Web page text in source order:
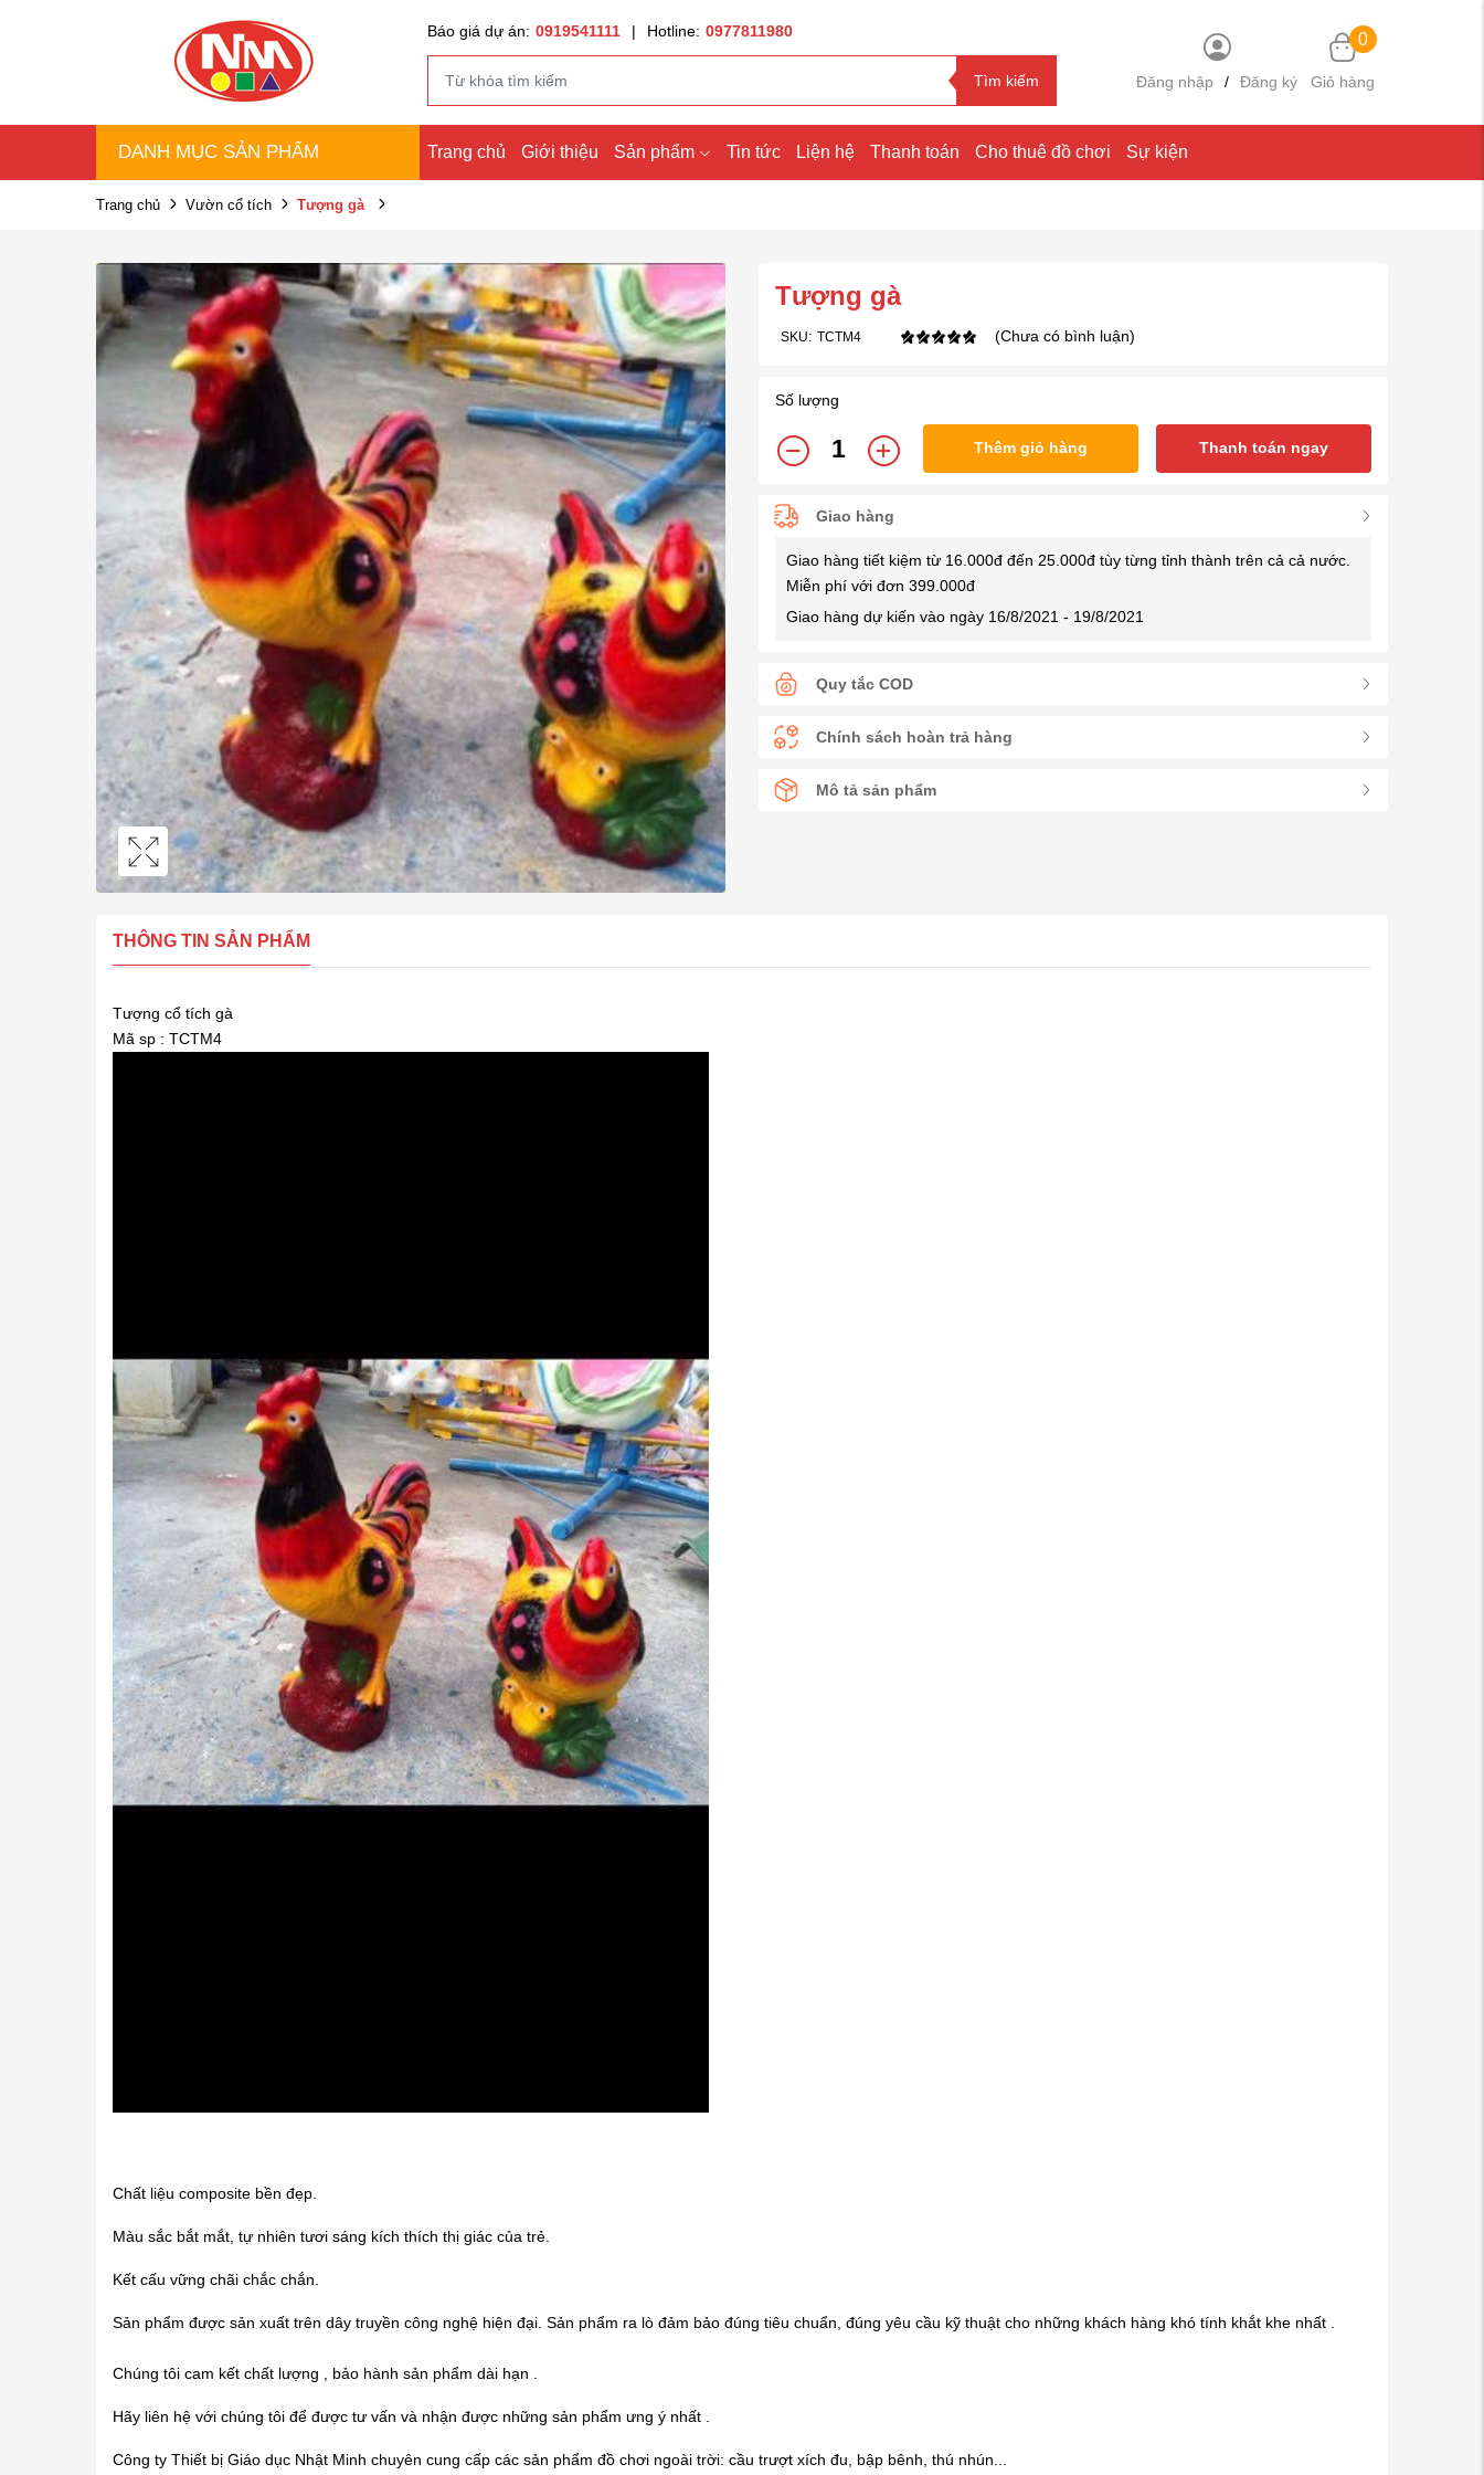
Báo giá dự án: 0919541111 | Hotline: 0977811980
Tìm kiếm Đăng nhập / Đăng ký
0
Giỏ hàng
DANH MỤC SẢN PHẨM Trang chủ Giới thiệu Sản phẩm Tin tức Liện hệ Thanh toán Cho thuê đồ chơi Sự kiện
Trang chủ Vườn cổ tích Tượng gà
Tượng gà
SKU: TCTM4 (Chưa có bình luận)
Số lượng
Thêm giỏ hàng Thanh toán ngay
Giao hàng
Giao hàng tiết kiệm từ 16.000đ đến 25.000đ tùy từng tỉnh thành trên cả cả nước.
Miễn phí với đơn 399.000đ
Giao hàng dự kiến vào ngày 16/8/2021 - 19/8/2021
Quy tắc COD
Chính sách hoàn trả hàng
Mô tả sản phẩm
THÔNG TIN SẢN PHẨM
Tượng cổ tích gà
Mã sp : TCTM4
Chất liệu composite bền đẹp.
Màu sắc bắt mắt, tự nhiên tươi sáng kích thích thị giác của trẻ.
Kết cấu vững chãi chắc chắn.
Sản phẩm được sản xuất trên dây truyền công nghệ hiện đại. Sản phẩm ra lò đảm bảo đúng tiêu chuẩn, đúng yêu cầu kỹ thuật cho những khách hàng khó tính khắt khe nhất .
Chúng tôi cam kết chất lượng , bảo hành sản phẩm dài hạn .
Hãy liên hệ với chúng tôi để được tư vấn và nhận được những sản phẩm ưng ý nhất .
Công ty Thiết bị Giáo dục Nhật Minh chuyên cung cấp các sản phẩm đồ chơi ngoài trời: cầu trượt xích đu, bập bênh, thú nhún...